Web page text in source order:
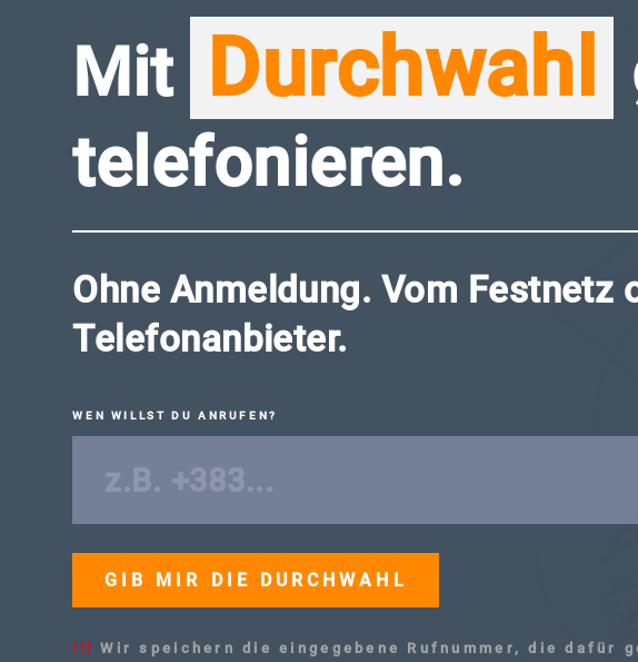
Mit Durchwahl
telefonieren.
Ohne Anmeldung. Vom Festnetz
Telefonanbieter.
WEN WILLST DU ANRUFEN?
!!! Wir speichern die eingegebene Rufnummer, die dafür